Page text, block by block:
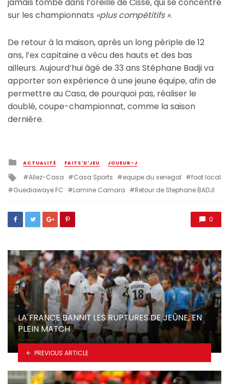
sur les championnats «plus compétitifs ».
De retour à la maison, après un long périple de 12
ans, l’ex capitaine a vécu des hauts et des bas
ailleurs. Aujourd’hui âgé de 33 ans Stéphane Badji va
apporter son expérience à une jeune équipe, afin de
permettre au Casa, de pourquoi pas, réaliser le
doublé, coupe-championnat, comme la saison
dernière.
Posted
in
ACTUALITÉ FAITS'D'JEU JOUEUR-J
Tagged
with
Allez-Casa Casa Sports equipe du senegal
foot local
Guediawaye FC
Lamine Camara Retour de Stephane BADJI
0
LA FRANCE BANNIT LES RUPTURES DE JEÛNE, EN
PLEIN MATCH
PREVIOUS ARTICLE